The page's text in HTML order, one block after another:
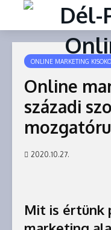
ONLINE MARKETING
Online
századi
2020.10.27.
Mit is értünk